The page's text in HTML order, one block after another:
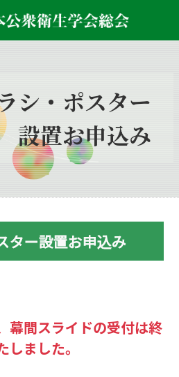
シ・ポスター
設置お申込み
ター設置お申込み
幕間スライドの受付は終
しました。